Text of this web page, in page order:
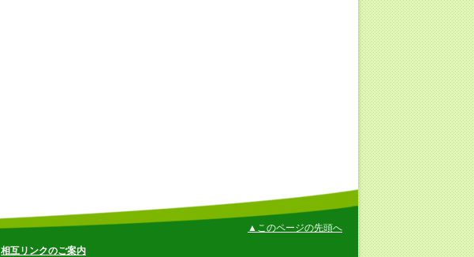
▲このページの先頭へ
相互リンクのご案内